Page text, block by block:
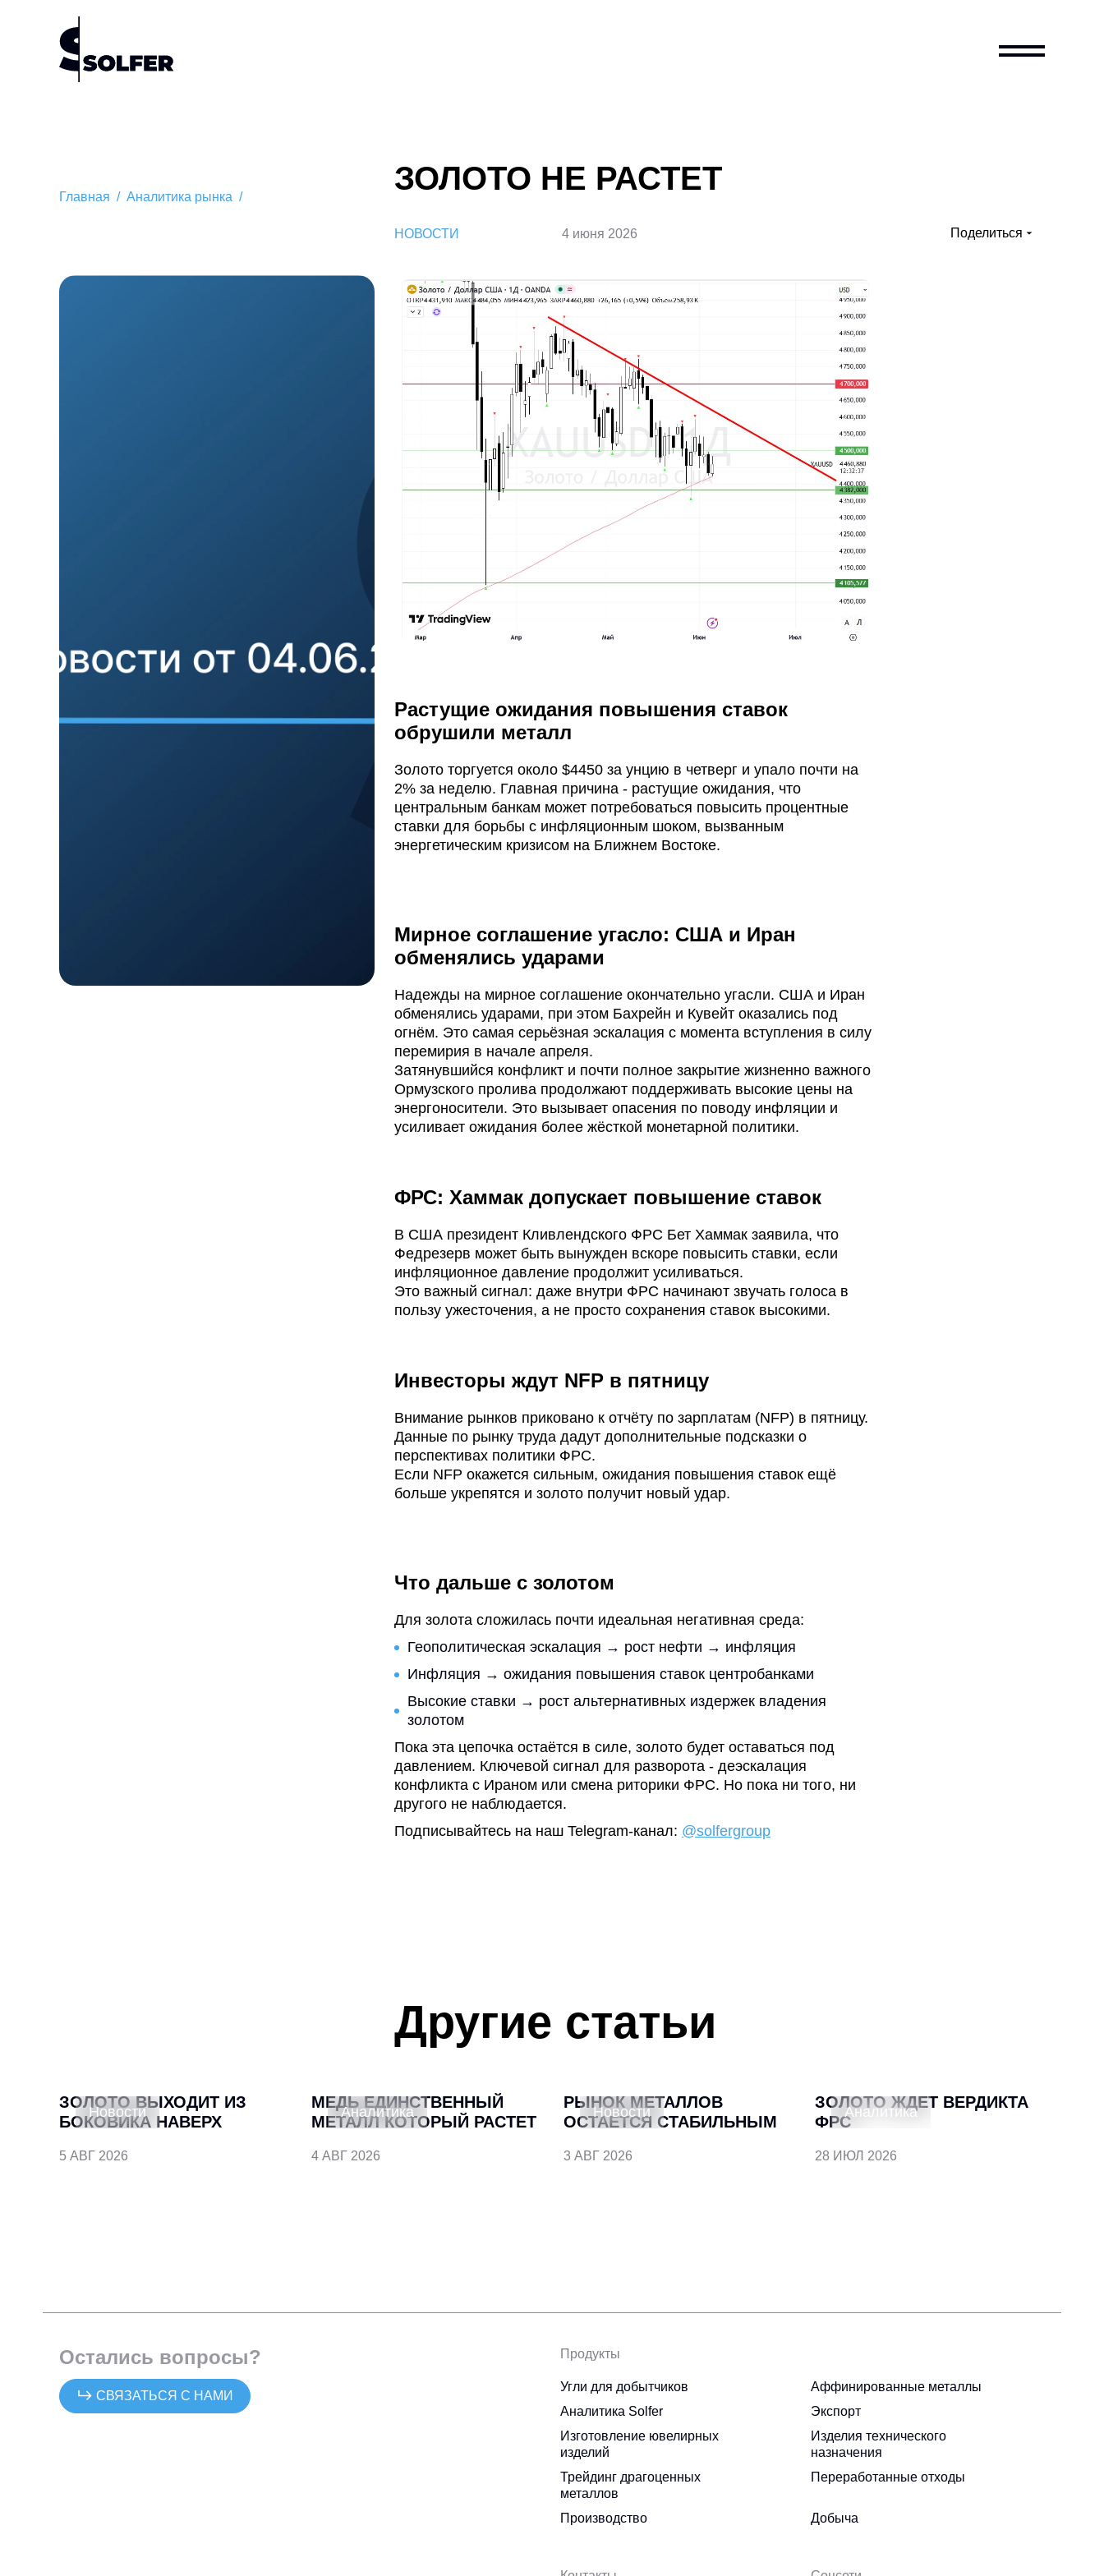
Главная / Аналитика рынка /
ЗОЛОТО НЕ РАСТЕТ
НОВОСТИ 4 июня 2026 Поделиться
Растущие ожидания повышения ставок
обрушили металл
Золото торгуется около $4450 за унцию в четверг и упало почти на
2% за неделю. Главная причина - растущие ожидания, что
центральным банкам может потребоваться повысить процентные
ставки для борьбы с инфляционным шоком, вызванным
энергетическим кризисом на Ближнем Востоке.
Мирное соглашение угасло: США и Иран
обменялись ударами
Надежды на мирное соглашение окончательно угасли. США и Иран
обменялись ударами, при этом Бахрейн и Кувейт оказались под
огнём. Это самая серьёзная эскалация с момента вступления в силу
перемирия в начале апреля.
Затянувшийся конфликт и почти полное закрытие жизненно важного
Ормузского пролива продолжают поддерживать высокие цены на
энергоносители. Это вызывает опасения по поводу инфляции и
усиливает ожидания более жёсткой монетарной политики.
ФРС: Хаммак допускает повышение ставок
В США президент Кливлендского ФРС Бет Хаммак заявила, что
Федрезерв может быть вынужден вскоре повысить ставки, если
инфляционное давление продолжит усиливаться.
Это важный сигнал: даже внутри ФРС начинают звучать голоса в
пользу ужесточения, а не просто сохранения ставок высокими.
Инвесторы ждут NFP в пятницу
Внимание рынков приковано к отчёту по зарплатам (NFP) в пятницу.
Данные по рынку труда дадут дополнительные подсказки о
перспективах политики ФРС.
Если NFP окажется сильным, ожидания повышения ставок ещё
больше укрепятся и золото получит новый удар.
Что дальше с золотом
Для золота сложилась почти идеальная негативная среда:
Геополитическая эскалация → рост нефти → инфляция
Инфляция → ожидания повышения ставок центробанками
Высокие ставки → рост альтернативных издержек владения
золотом
Пока эта цепочка остаётся в силе, золото будет оставаться под
давлением. Ключевой сигнал для разворота - деэскалация
конфликта с Ираном или смена риторики ФРС. Но пока ни того, ни
другого не наблюдается.
Подписывайтесь на наш Telegram-канал: @solfergroup
Другие статьи
Новости
ЗОЛОТО ВЫХОДИТ ИЗ
БОКОВИКА НАВЕРХ
5 АВГ 2026
Аналитика
МЕДЬ ЕДИНСТВЕННЫЙ
МЕТАЛЛ КОТОРЫЙ РАСТЕТ
4 АВГ 2026
Новости
РЫНОК МЕТАЛЛОВ
ОСТАЕТСЯ СТАБИЛЬНЫМ
3 АВГ 2026
Аналитика
ЗОЛОТО ЖДЕТ ВЕРДИКТА
ФРС
28 ИЮЛ 2026
Остались вопросы?
СВЯЗАТЬСЯ С НАМИ
Продукты
Угли для добытчиков
Аффинированные металлы
Аналитика Solfer
Экспорт
Изготовление ювелирных
изделий
Изделия технического
назначения
Трейдинг драгоценных
металлов
Переработанные отходы
Производство Добыча